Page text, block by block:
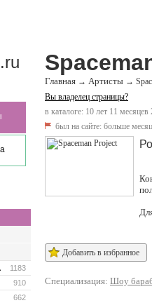
1183
910
662
Главная → Артисты →
Вы владелец страницы?
в каталоге: 10 лет 11 месяцев
был на сайте: больше
Добавить в избранное
Специализация: Шоу